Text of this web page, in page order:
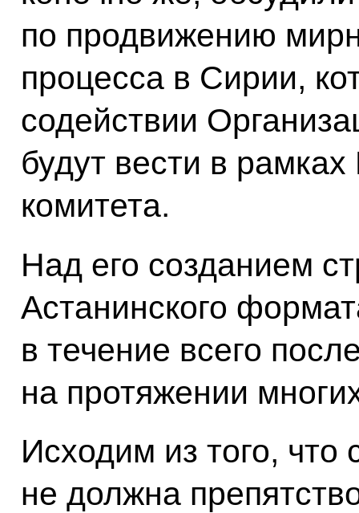
по продвижению
процесса в Сирии,
содействии
будут вести в
комитета.
Над его созданием
Астанинского
в течение всего
на протяжении
Исходим из того, что
не должна